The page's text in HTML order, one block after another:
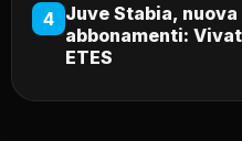
4 Juve Stabia,
abbonamenti:
ETES